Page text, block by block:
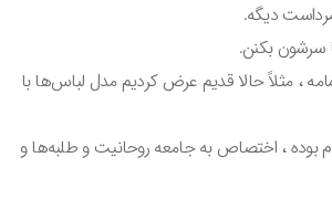
دیگه.
سرشون بکنن.
، مثلاً حالا قدیم عرض کردیم مدل لباس‌ها با
بوده ، اختصاص به جامعه روحانیت و طلبه‌ها و